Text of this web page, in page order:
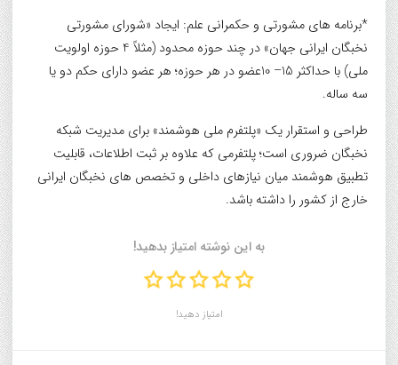
*برنامه های مشورتی و حکمرانی علم: ایجاد «شورای مشورتی
نخبگان ایرانی جهان» در چند حوزه محدود (مثلاً 4 حوزه اولویت
ملی) با حداکثر 15– 10عضو در هر حوزه؛ هر عضو دارای حکم دو یا
سه ساله.
طراحی و استقرار یک «پلتفرم ملی هوشمند» برای مدیریت شبکه
نخبگان ضروری است؛ پلتفرمی که علاوه بر ثبت اطلاعات، قابلیت
تطبیق هوشمند میان نیازهای داخلی و تخصص های نخبگان ایرانی
خارج از کشور را داشته باشد.
به این نوشته امتیاز بدهید!
امتیاز دهید!